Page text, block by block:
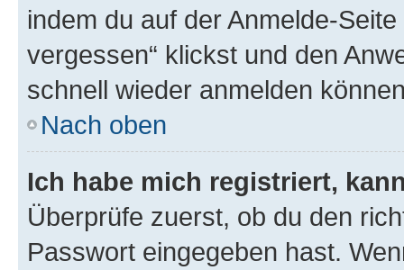
indem du auf der Anmelde-
vergessen“ klickst und den
schnell wieder anmelden
Nach oben
Ich habe mich registriert,
Überprüfe zuerst, ob du den
Passwort eingegeben hast.